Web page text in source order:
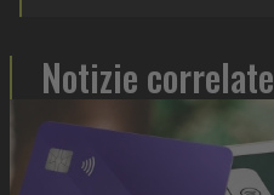
Notizie correlate